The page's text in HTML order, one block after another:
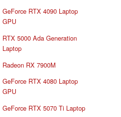
GeForce RTX 4090 Laptop
GPU
RTX 5000 Ada Generation
Laptop
Radeon RX 7900M
GeForce RTX 4080 Laptop
GPU
GeForce RTX 5070 Ti Laptop